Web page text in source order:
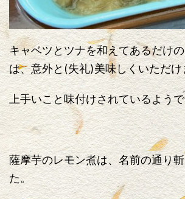
キャベツとツナを和えてあるだけ
は、意外と(失礼)美味しくいただけ
上手いこと味付けされているよう
薩摩芋のレモン煮は、名前の通り
た。